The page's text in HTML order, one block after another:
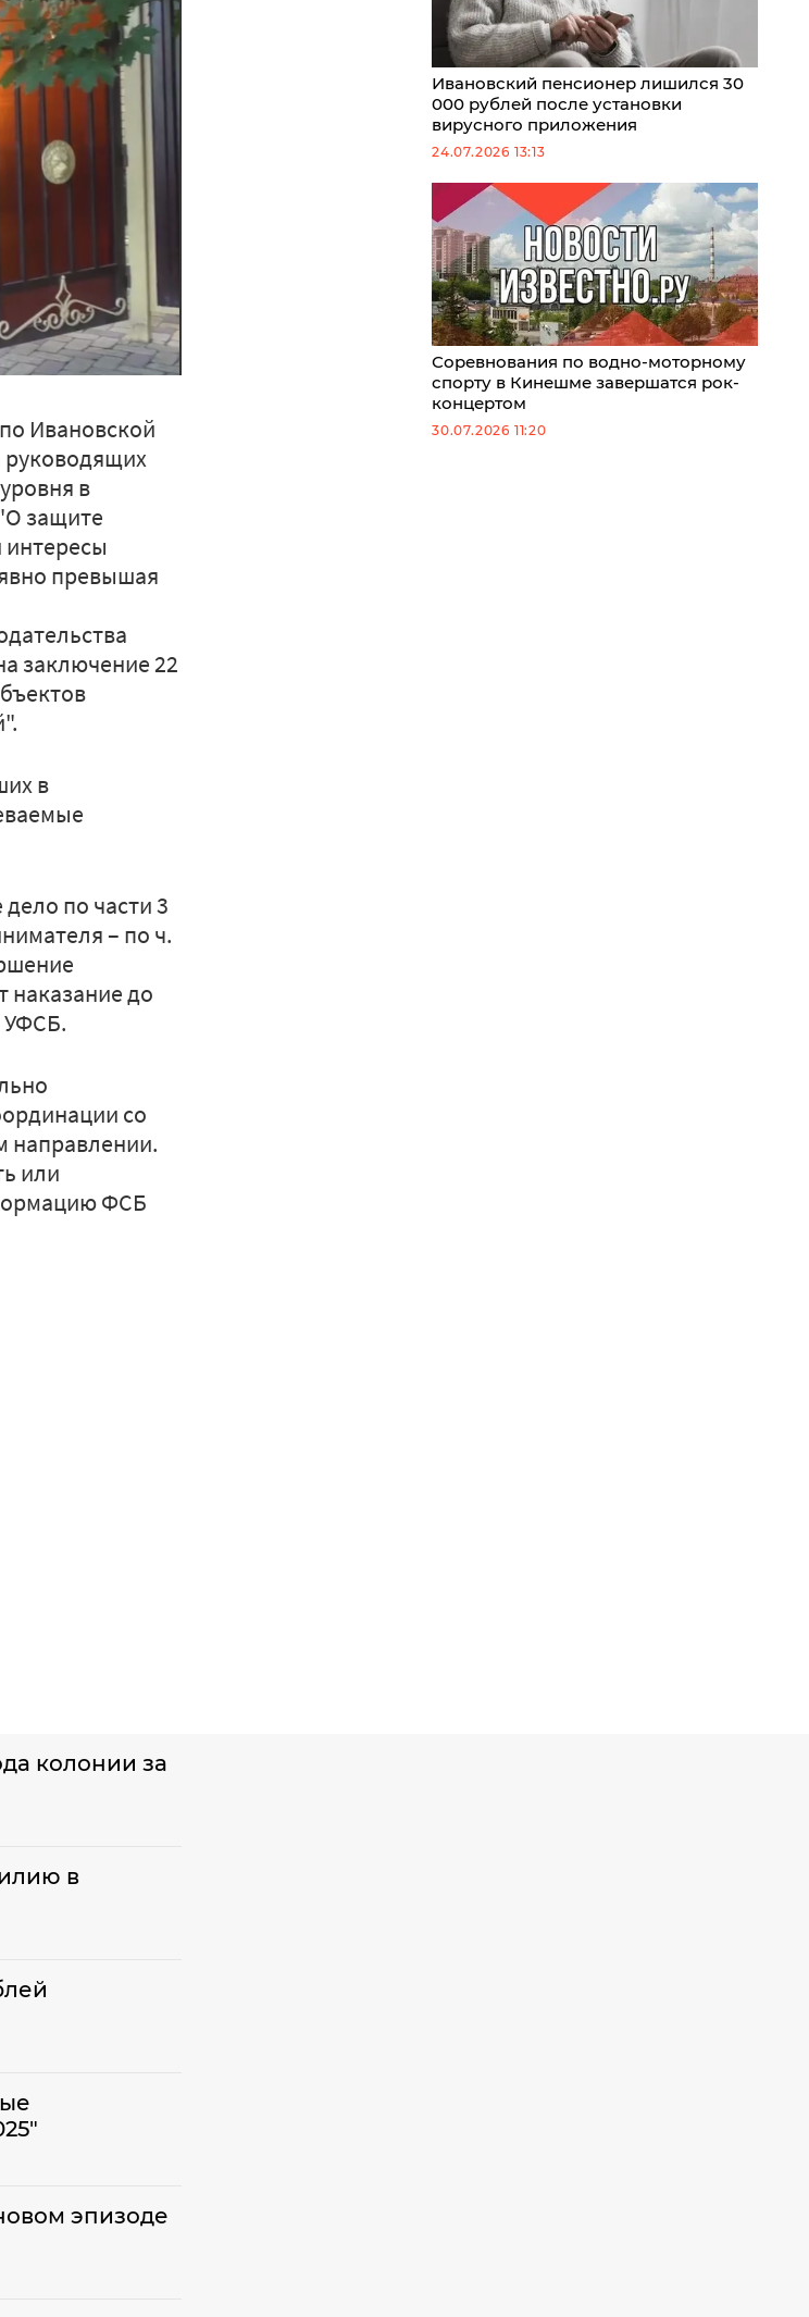
Ивановской
руководящих
в
защите
превышая
заключение 22
в
по части 3
– по ч.
наказание до
УФСБ.
со
направлении.
или
ФСБ
Ивановский пенсионер лишился 30
000 рублей после установки
вирусного приложения
24.07.2026 13:13
Соревнования по водно-моторному
спорту в Кинешме завершатся рок-
концертом
30.07.2026 11:20
колонии за
в
эпизоде